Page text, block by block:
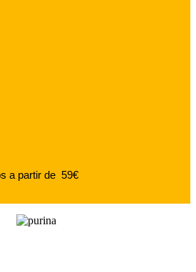
a partir de 59€